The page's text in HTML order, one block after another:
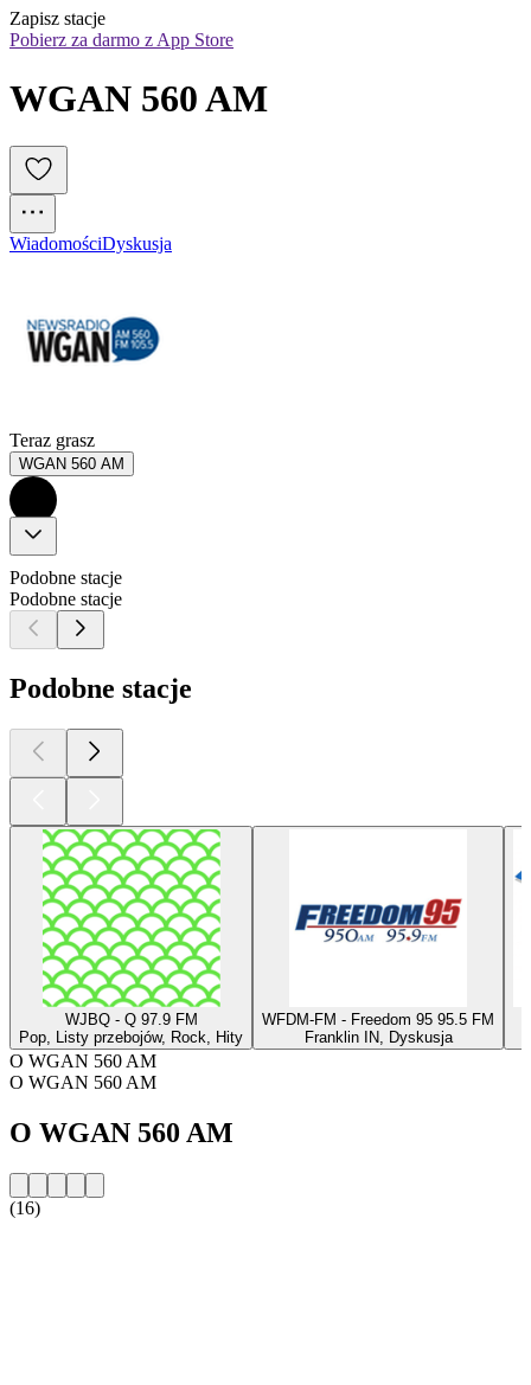
Zapisz stacje
Pobierz za darmo z App Store
WGAN 560 AM
WiadomościDyskusja
Teraz grasz
WGAN 560 AM
Podobne stacje
Podobne stacje
Podobne stacje
WJBQ - Q 97.9 FM
Pop, Listy przebojów, Rock, Hity
WFDM-FM - Freedom 95 95.5 FM
Franklin IN, Dyskusja
O WGAN 560 AM
O WGAN 560 AM
O WGAN 560 AM
(16)